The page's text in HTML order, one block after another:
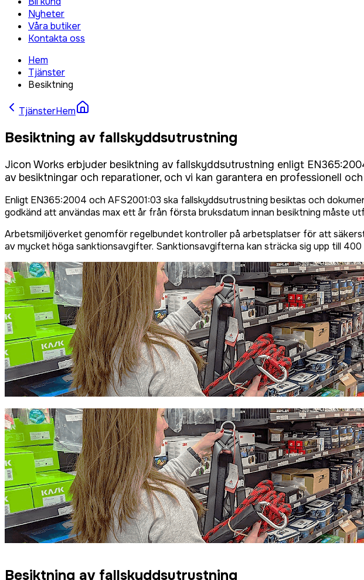
Nyheter
Våra butiker
Kontakta oss
Hem
Tjänster
Besiktning
TjänsterHem
Besiktning av fallskyddsutrustning
Jicon Works erbjuder besiktning av fallskyddsutrustning enligt
av besiktningar och reparationer, och vi kan garantera en professionell
Enligt EN365:2004 och AFS2001:03 ska fallskyddsutrustning besiktas och
godkänd att användas max ett år från första bruksdatum innan besiktning måste
Arbetsmiljöverket genomför regelbundet kontroller på arbetsplatser för att
av mycket höga sanktionsavgifter. Sanktionsavgifterna kan sträcka sig upp till
Besiktning av fallskyddsutrustning